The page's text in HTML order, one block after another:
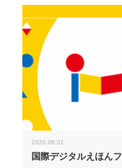
2020.08.01
国際デジタルえほん